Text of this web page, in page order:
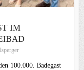
IM
100.000. Badegast